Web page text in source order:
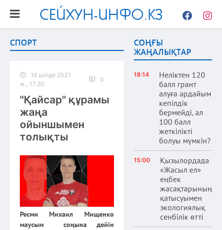
СЕЙХУН-ИНФО.КЗ
Facebook
СПОРТ
16 шілде 2021
ж., 17:20
0
"Қайсар" құрамы
жаңа
ойыншымен
толықты
Ресми Михаил Мищенко
маусым соңына дейін
СОҢҒЫ
ЖАҢАЛЫҚТАР
18:14
Неліктен 120
балл грант
алуға әрдайым
кепілдік
бермейді, ал
100 балл
жеткілікті
болуы мүмкін?
15:00
Қызылордада
«Жасыл ел»
еңбек
жасақтарының
қатысуымен
экологиялық
сенбілік өтті